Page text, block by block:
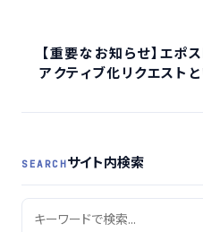
【重要なお知らせ】エ
アクティブ化リクエスト
SEARCHサイト内検索